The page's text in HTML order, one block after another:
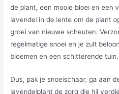
de plant, een mooie bloei en een
lavendel in de lente om de plant
groei van nieuwe scheuten.
regelmatige snoei en je zult
bloemen en een schitterende tuin.
Dus, pak je snoeischaar, ga aan
lavendelplant de zorg die hij